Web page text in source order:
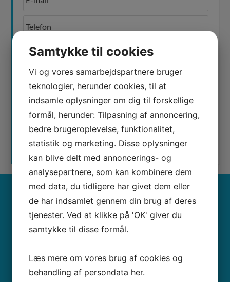
Afkryds for samtykke til, at vi behandler den data
du sender. Se voresprivatlivspolitik her.
KONTAKTINFO
Waimea Digital ApS
CVR nr.36417978
Tel.: 71995859
Samtykke til cookies
Vi og vores samarbejdspartnere bruger
teknologier, herunder cookies, til at
indsamle oplysninger om dig til forskellige
formål, herunder: Tilpasning af annoncering,
bedre brugeroplevelse, funktionalitet,
statistik og marketing. Disse oplysninger
kan blive delt med annoncerings- og
analysepartnere, som kan kombinere dem
med data, du tidligere har givet dem eller
de har indsamlet gennem din brug af deres
tjenester. Ved at klikke på 'OK' giver du
samtykke til disse formål.
Læs mere om vores brug af cookies og
behandling af persondata her.